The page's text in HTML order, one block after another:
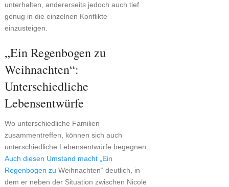
unterhalten, andererseits jedoch auch tief
genug in die einzelnen Konflikte
einzusteigen.
„Ein Regenbogen zu
Weihnachten“:
Unterschiedliche
Lebensentwürfe
Wo unterschiedliche Familien
zusammentreffen, können sich auch
unterschiedliche Lebensentwürfe begegnen.
Auch diesen Umstand macht „Ein
Regenbogen zu Weihnachten“ deutlich, in
dem er neben der Situation zwischen Nicole